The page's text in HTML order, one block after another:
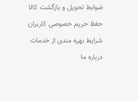
ضوابط تحویل و بازگشت کالا
حفظ حریم خصوصی کاربران
شرایط بهره مندی از خدمات
درباره ما